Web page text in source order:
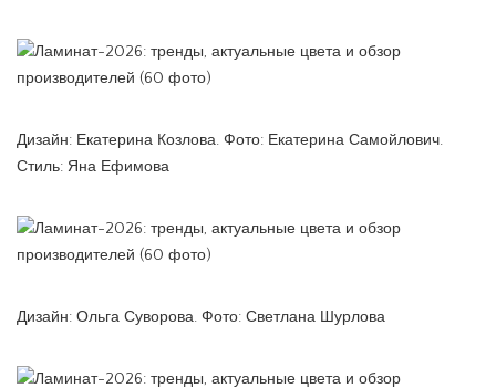
Дизайн: Екатерина Козлова. Фото: Екатерина Самойлович.
Стиль: Яна Ефимова
Дизайн: Ольга Суворова. Фото: Светлана Шурлова